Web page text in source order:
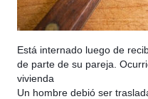
Está internado luego de
de parte de su pareja.
vivienda
Un hombre debió ser